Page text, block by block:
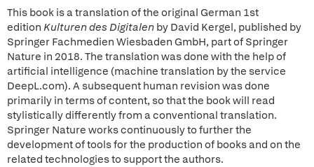
This book is a translation of the original German 1st
edition Kulturen des Digitalen by David Kergel, published by
Springer Fachmedien Wiesbaden GmbH, part of Springer
Nature in 2018. The translation was done with the help of
artificial intelligence (machine translation by the service
DeepL.com). A subsequent human revision was done
primarily in terms of content, so that the book will read
stylistically differently from a conventional translation.
Springer Nature works continuously to further the
development of tools for the production of books and on the
related technologies to support the authors.